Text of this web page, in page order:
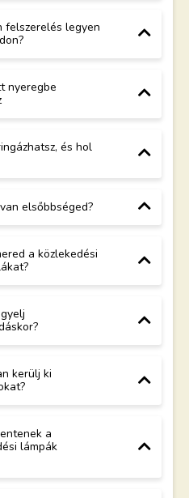
felszerelés legyen
nyeregbe
és hol
elsőbbséged?
a közlekedési
kerülj ki
a
lámpák